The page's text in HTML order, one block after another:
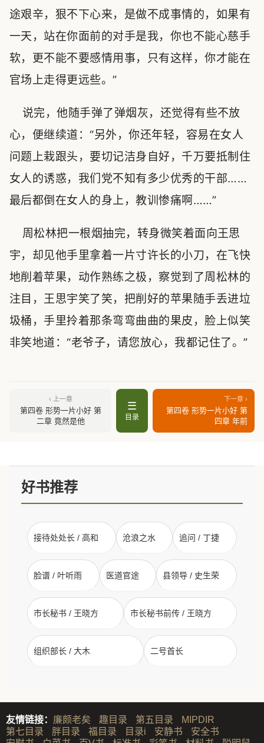
途艰辛，狠不下心来，是做不成事情的，如果有
一天，站在你面前的对手是我，你也不能心慈手
软，更不能不要感情用事，只有这样，你才能在
官场上走得更远些。”
说完，他随手弹了弹烟灰，还觉得有些不放
心，便继续道：“另外，你还年轻，容易在女人
问题上栽跟头，要切记洁身自好，千万要抵制住
女人的诱惑，我们党不知有多少优秀的干部……
最后都倒在女人的身上，教训惨痛啊……”
周松林把一根烟抽完，转身微笑着面向王思
宇，却见他手里拿着一片寸许长的小刀，在飞快
地削着苹果，动作熟练之极，察觉到了周松林的
注目，王思宇笑了笑，把削好的苹果随手丢进垃
圾桶，手里拎着那条弯弯曲曲的果皮，脸上似笑
非笑地道：“老爷子，请您放心，我都记住了。”
‹ 上一章
第四卷 形势一片小好 第
二章 竟然是他
☰
目录
下一章 ›
第四卷 形势一片小好 第
四章 年前
好书推荐
接待处处长 / 高和 沧浪之水 追问 / 丁捷
脸谱 / 叶听雨 医道官途 县领导 / 史生荣
市长秘书 / 王晓方 市长秘书前传 / 王晓方
组织部长 / 大木 二号首长
友情链接： 廉颇老矣 趣目录 第五目录
MIPDIR
第七目录
胖目录 福目录 目录i 安静书
安全书